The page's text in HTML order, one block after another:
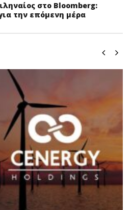
στο Bloomberg:
την επόμενη μέρα